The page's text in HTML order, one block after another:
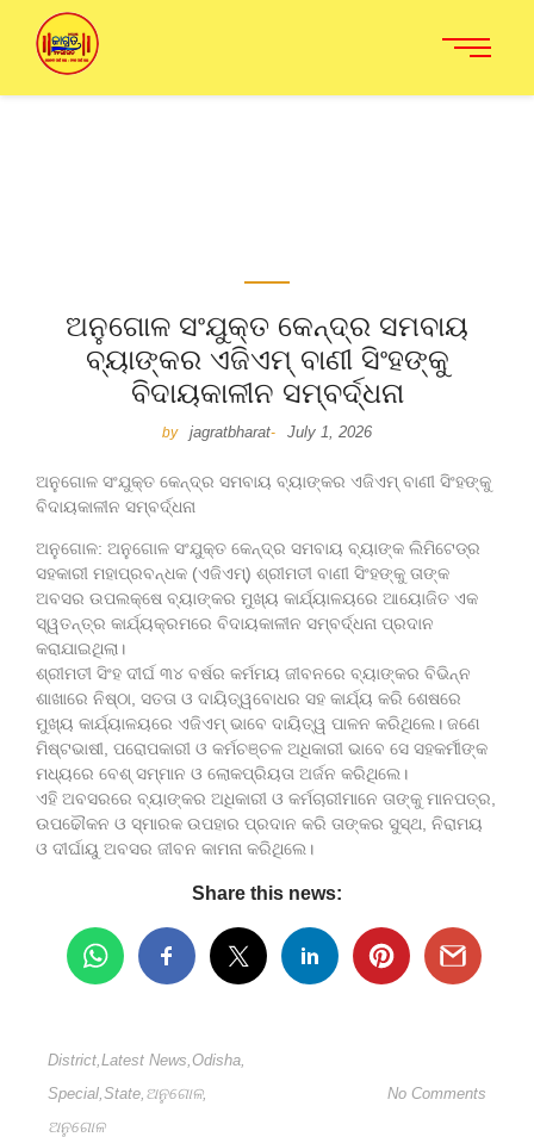
ଅନୁଗୋଳ ସଂଯୁକ୍ତ କେନ୍ଦ୍ର ସମବାୟ
ବ୍ୟାଙ୍କର ଏଜିଏମ୍ ବାଣୀ ସିଂହଙ୍କୁ
ବିଦାୟକାଳୀନ ସମ୍ବର୍ଦ୍ଧନା
by jagratbharat- July 1, 2026
ଅନୁଗୋଳ ସଂଯୁକ୍ତ କେନ୍ଦ୍ର ସମବାୟ ବ୍ୟାଙ୍କର ଏଜିଏମ୍ ବାଣୀ ସିଂହଙ୍କୁ
ବିଦାୟକାଳୀନ ସମ୍ବର୍ଦ୍ଧନା
ଅନୁଗୋଳ: ଅନୁଗୋଳ ସଂଯୁକ୍ତ କେନ୍ଦ୍ର ସମବାୟ ବ୍ୟାଙ୍କ ଲିମିଟେଡ୍‌ର
ସହକାରୀ ମହାପ୍ରବନ୍ଧକ (ଏଜିଏମ୍) ଶ୍ରୀମତୀ ବାଣୀ ସିଂହଙ୍କୁ ତାଙ୍କ
ଅବସର ଉପଲକ୍ଷେ ବ୍ୟାଙ୍କର ମୁଖ୍ୟ କାର୍ଯ୍ୟାଳୟରେ ଆୟୋଜିତ ଏକ
ସ୍ୱତନ୍ତ୍ର କାର୍ଯ୍ୟକ୍ରମରେ ବିଦାୟକାଳୀନ ସମ୍ବର୍ଦ୍ଧନା ପ୍ରଦାନ
କରାଯାଇଥିଲା।
ଶ୍ରୀମତୀ ସିଂହ ଦୀର୍ଘ ୩୪ ବର୍ଷର କର୍ମମୟ ଜୀବନରେ ବ୍ୟାଙ୍କର ବିଭିନ୍ନ
ଶାଖାରେ ନିଷ୍ଠା, ସତତା ଓ ଦାୟିତ୍ୱବୋଧର ସହ କାର୍ଯ୍ୟ କରି ଶେଷରେ
ମୁଖ୍ୟ କାର୍ଯ୍ୟାଳୟରେ ଏଜିଏମ୍ ଭାବେ ଦାୟିତ୍ୱ ପାଳନ କରିଥିଲେ। ଜଣେ
ମିଷ୍ଟଭାଷୀ, ପରୋପକାରୀ ଓ କର୍ମଚଞ୍ଚଳ ଅଧିକାରୀ ଭାବେ ସେ ସହକର୍ମୀଙ୍କ
ମଧ୍ୟରେ ବେଶ୍ ସମ୍ମାନ ଓ ଲୋକପ୍ରିୟତା ଅର୍ଜନ କରିଥିଲେ।
ଏହି ଅବସରରେ ବ୍ୟାଙ୍କର ଅଧିକାରୀ ଓ କର୍ମଚାରୀମାନେ ତାଙ୍କୁ ମାନପତ୍ର,
ଉପଢୌକନ ଓ ସ୍ମାରକ ଉପହାର ପ୍ରଦାନ କରି ତାଙ୍କର ସୁସ୍ଥ, ନିରାମୟ
ଓ ଦୀର୍ଘାୟୁ ଅବସର ଜୀବନ କାମନା କରିଥିଲେ।
Share this news:
District Latest News Odisha
Special State ଅନୁଗୋଳ,
ଅନୁଗୋଳ
No Comments